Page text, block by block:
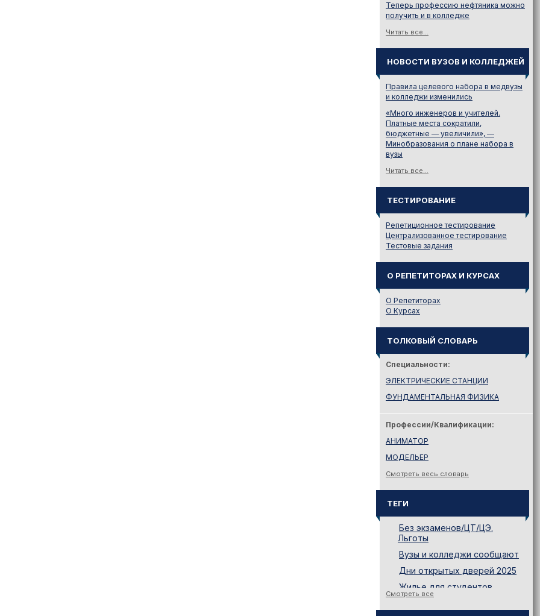
Теперь профессию нефтяника можно
получить и в колледже
Читать все...
НОВОСТИ ВУЗОВ И КОЛЛЕДЖЕЙ
Правила целевого набора в медвузы
и колледжи изменились
«Много инженеров и учителей.
Платные места сократили,
бюджетные — увеличили», —
Минобразования о плане набора в
вузы
Читать все...
ТЕСТИРОВАНИЕ
Репетиционное тестирование
Централизованное тестирование
Тестовые задания
О РЕПЕТИТОРАХ И КУРСАХ
О Репетиторах
О Курсах
ТОЛКОВЫЙ СЛОВАРЬ
Специальности:
ЭЛЕКТРИЧЕСКИЕ СТАНЦИИ
ФУНДАМЕНТАЛЬНАЯ ФИЗИКА
Профессии/Квалификации:
АНИМАТОР
МОДЕЛЬЕР
Смотреть весь словарь
ТЕГИ
Без экзаменов/ЦТ/ЦЭ.
Льготы
Вузы и колледжи сообщают
Дни открытых дверей 2025
Жилье для студентов
Смотреть все